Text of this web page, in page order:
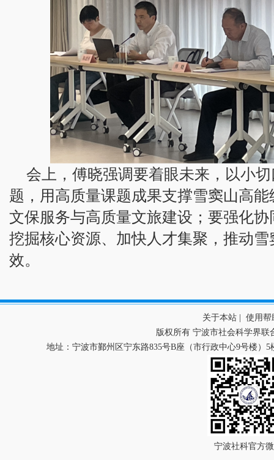
会上，傅晓强调要着眼未来，以小
题，用高质量课题成果支撑雪窦山高
文保服务与高质量文旅建设；要强化
挖掘核心资源、加快人才集聚，推动
效。
关于本站
使用帮
版权所有 宁波市社会科学界
地址：宁波市鄞州区宁东路835号B座（市行政中心9号楼）5
宁波社科官方